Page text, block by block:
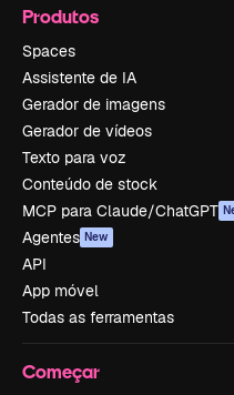
Produtos
Spaces
Assistente de IA
Gerador de imagens
Gerador de vídeos
Texto para voz
Conteúdo de stock
MCP para Claude/ChatGPT
Agentes New
API
App móvel
Todas as ferramentas
Começar